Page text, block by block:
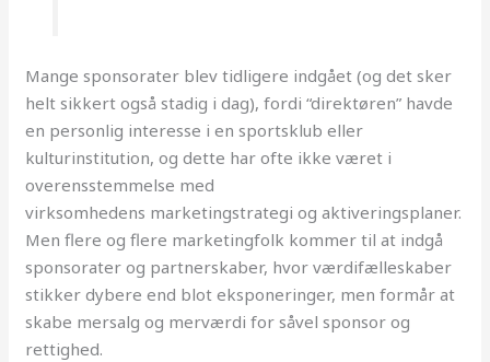
Mange sponsorater blev tidligere indgået (og det sker
helt sikkert også stadig i dag), fordi “direktøren” havde
en personlig interesse i en sportsklub eller
kulturinstitution, og dette har ofte ikke været i
overensstemmelse med
virksomhedens marketingstrategi og aktiveringsplaner.
Men flere og flere marketingfolk kommer til at indgå
sponsorater og partnerskaber, hvor værdifælleskaber
stikker dybere end blot eksponeringer, men formår at
skabe mersalg og merværdi for såvel sponsor og
rettighed.